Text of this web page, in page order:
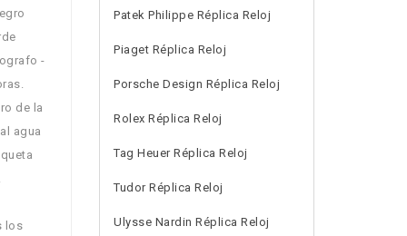
-
de la
agua
los
Patek Philippe Réplica Reloj
Piaget Réplica Reloj
Porsche Design Réplica Reloj
Rolex Réplica Reloj
Tag Heuer Réplica Reloj
Tudor Réplica Reloj
Ulysse Nardin Réplica Reloj